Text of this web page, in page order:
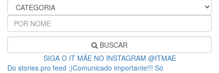
BUSCAR
SIGA O IT MÃE NO INSTAGRAM @ITMAE
Do stories pro feed ;)Comunicado importante!!! Só